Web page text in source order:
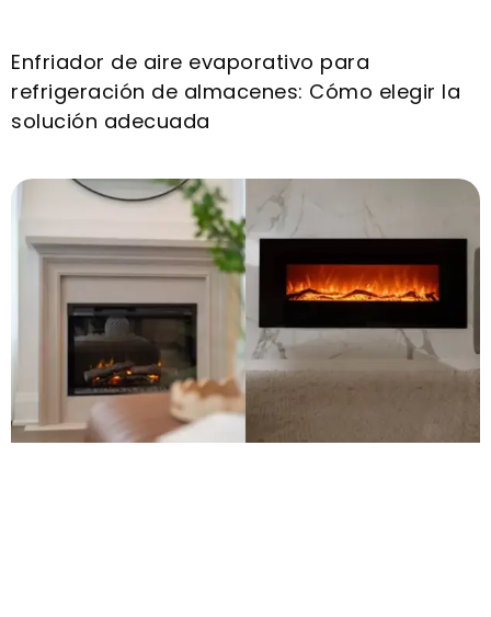
Enfriador de aire evaporativo para
refrigeración de almacenes: Cómo elegir la
solución adecuada